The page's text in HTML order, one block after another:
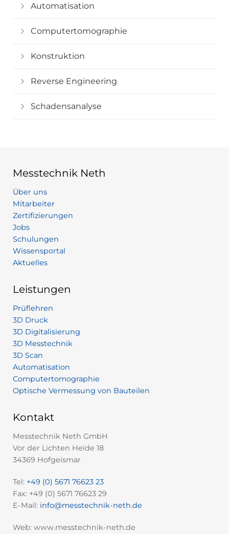
Automatisation
Computertomographie
Konstruktion
Reverse Engineering
Schadensanalyse
Messtechnik Neth
Über uns
Mitarbeiter
Zertifizierungen
Jobs
Schulungen
Wissensportal
Aktuelles
Leistungen
Prüflehren
3D Druck
3D Digitalisierung
3D Messtechnik
3D Scan
Automatisation
Computertomographie
Optische Vermessung von Bauteilen
Kontakt
Messtechnik Neth GmbH
Vor der Lichten Heide 18
34369 Hofgeismar
Tel: +49 (0) 5671 76623 23
Fax: +49 (0) 5671 76623 29
E-Mail: info@messtechnik-neth.de
Web: www.messtechnik-neth.de